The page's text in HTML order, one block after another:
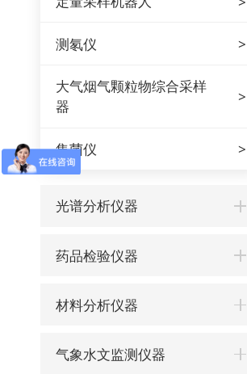
测氡仪
大气烟气颗粒物综合采样
器
集菌仪
光谱分析仪器
药品检验仪器
材料分析仪器
气象水文监测仪器